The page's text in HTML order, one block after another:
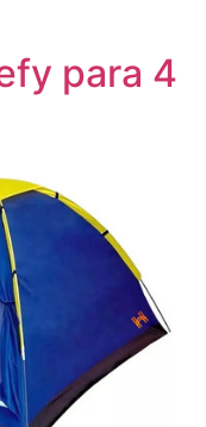
para 4